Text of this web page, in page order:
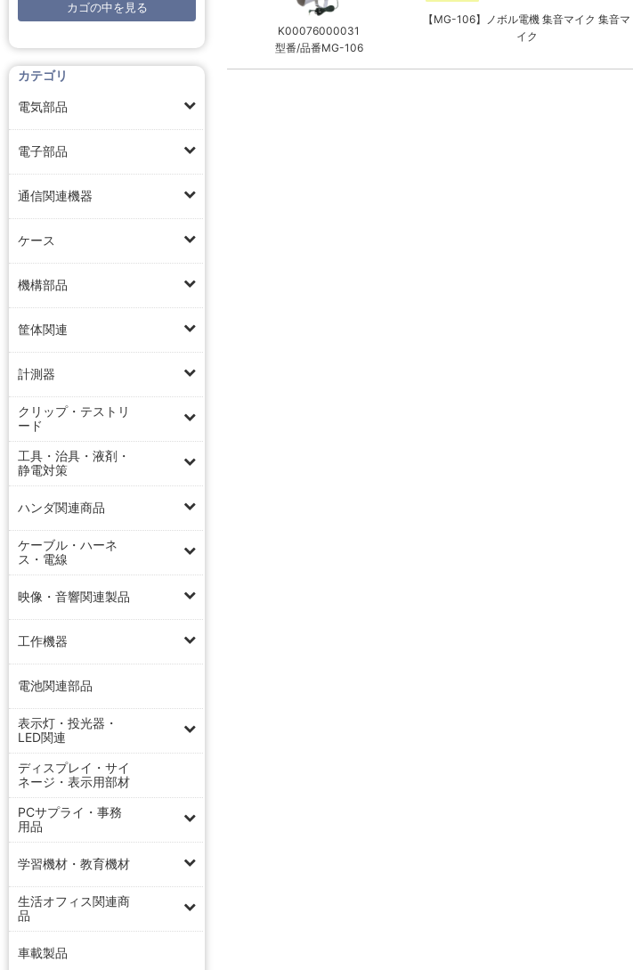
カゴの中を見る
カテゴリ
電気部品
電子部品
通信関連機器
ケース
機構部品
筐体関連
計測器
クリップ・テストリ
ード
工具・治具・液剤・
静電対策
ハンダ関連商品
ケーブル・ハーネ
ス・電線
映像・音響関連製品
工作機器
電池関連部品
表示灯・投光器・
LED関連
ディスプレイ・サイ
ネージ・表示用部材
PCサプライ・事務
用品
学習機材・教育機材
生活オフィス関連商
品
車載製品
K00076000031
型番/品番MG-106
【MG-106】ノボル電機 集音マイク 集音マ
イク